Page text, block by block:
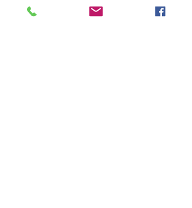
עיפרון, צבע, מספריים, חוברת וכד' על כן אני